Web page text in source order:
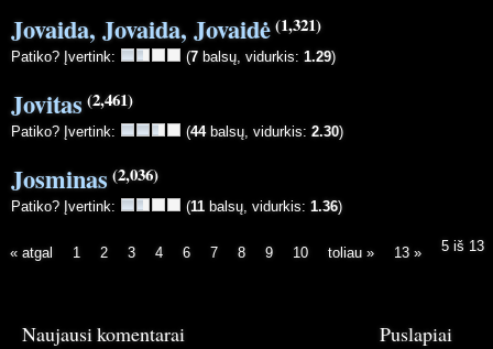
Jovaida, Jovaida, Jovaidė(1,321)
Patiko? Įvertink: (7 balsų, vidurkis: 1.29)
Jovitas(2,461)
Patiko? Įvertink: (44balsų, vidurkis: 2.30)
Josminas(2,036)
Patiko? Įvertink: (11 balsų, vidurkis: 1.36)
5 iš 13
« atgal 1 2 3 4 6 7 8 9 10 toliau » 13 »
Naujausi komentarai Puslapiai